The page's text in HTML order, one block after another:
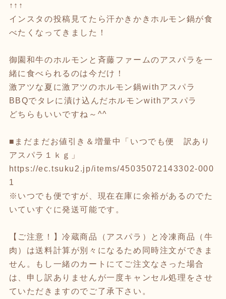
↑↑↑
インスタの投稿見てたら汗かきかきホルモン鍋が食
べたくなってきました！
御園和牛のホルモンと斉藤ファームのアスパラを一
緒に食べられるのは今だけ！
激アツな夏に激アツのホルモン鍋withアスパラ
BBQでタレに漬け込んだホルモンwithアスパラ
どちらもいいですね～^^
■まだまだお値引き＆増量中「いつでも便 訳あり
アスパラ１ｋｇ」
https://ec.tsuku2.jp/items/45035072143302-000
1
※いつでも便ですが、現在在庫に余裕があるのでた
いていすぐに発送可能です。
【ご注意！】冷蔵商品（アスパラ）と冷凍商品（牛
肉）は送料計算が別々になるため同時注文ができま
せん。もし一緒のカートにてご注文なさった場合
は、申し訳ありませんが一度キャンセル処理をさせ
ていただきますのでご了承下さい。